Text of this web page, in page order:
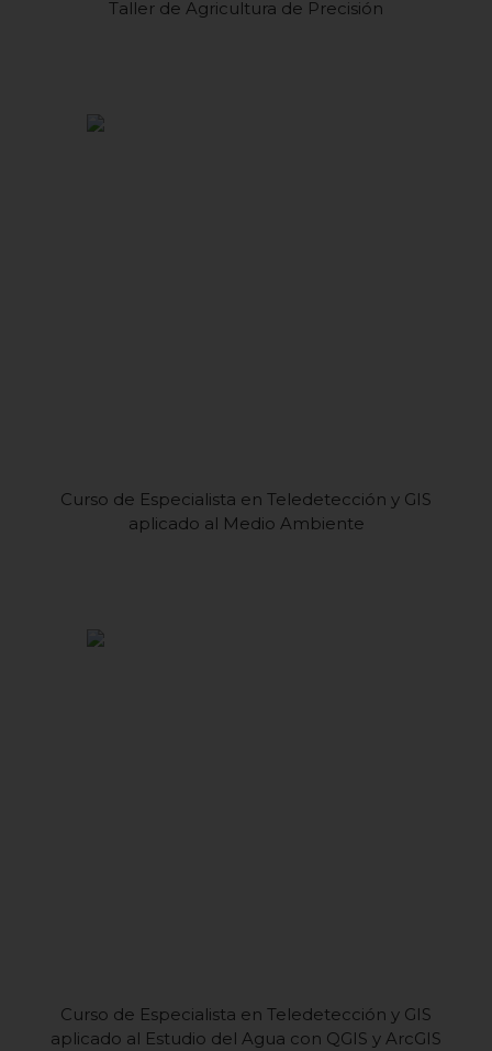
Taller de Agricultura de Precisión
Curso de Especialista en Teledetección y GIS
aplicado al Medio Ambiente
Curso de Especialista en Teledetección y GIS
aplicado al Estudio del Agua con QGIS y ArcGIS